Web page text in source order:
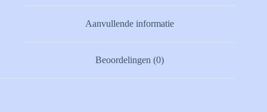
Aanvullende informatie
Beoordelingen (0)